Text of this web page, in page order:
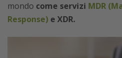
mondo come servizi MDR
Response) e XDR.